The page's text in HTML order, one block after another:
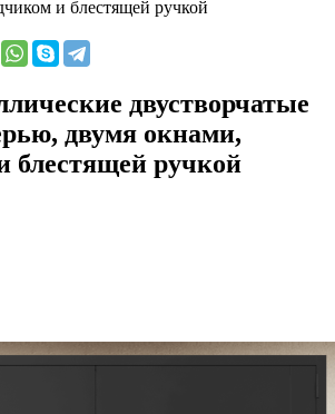
и блестящей ручкой
двустворчатые
двумя окнами,
блестящей ручкой